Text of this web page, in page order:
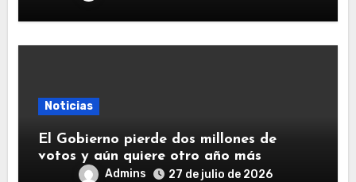
Noticias
El Gobierno pierde dos millones de
votos y aún quiere otro año más
Admins 27 de julio de 2026